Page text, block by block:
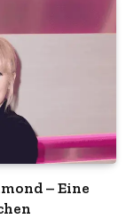
– Eine